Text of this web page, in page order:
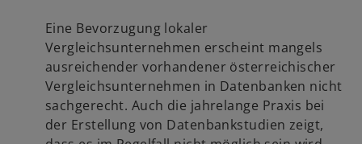
Eine Bevorzugung lokaler
Vergleichsunternehmen erscheint mangels
ausreichender vorhandener österreichischer
Vergleichsunternehmen in Datenbanken nicht
sachgerecht. Auch die jahrelange Praxis bei
der Erstellung von Datenbankstudien zeigt,